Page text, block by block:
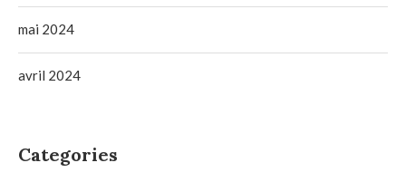
mai 2024
avril 2024
Categories